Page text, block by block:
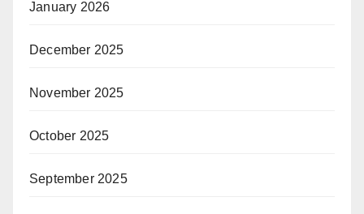
January 2026
December 2025
November 2025
October 2025
September 2025